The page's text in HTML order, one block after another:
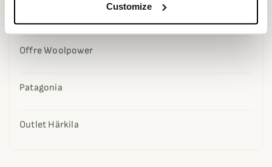
Customize
La sélection spéciale d'Alec
Offre Woolpower
Patagonia
Outlet Härkila